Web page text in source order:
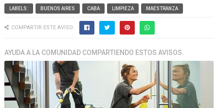
LABELS: BUENOS AIRES CABA LIMPIEZA MAESTRANZA
COMPARTIR ESTE AVISO:
AYUDA A LA COMUNIDAD COMPARTIENDO ESTOS AVISOS.